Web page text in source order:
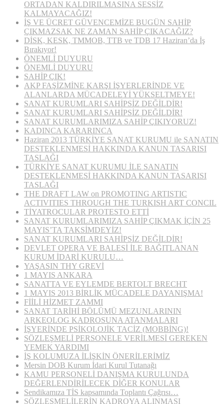
ORTADAN KALDIRILMASINA SESSİZ
KALMAYACAĞIZ!
İŞ VE ÜCRET GÜVENCEMİZE BUGÜN SAHİP
ÇIKMAZSAK NE ZAMAN SAHİP ÇIKACAĞIZ?
DİSK, KESK, TMMOB, TTB ve TDB 17 Haziran’da İş
Bırakıyor!
ÖNEMLİ DUYURU
ÖNEMLİ DUYURU
SAHİP ÇIK!
AKP FAŞİZMİNE KARŞI İŞYERLERİNDE VE
ALANLARDA MÜCADELEYİ YÜKSELTMEYE!
SANAT KURUMLARI SAHİPSİZ DEĞİLDİR!
SANAT KURUMLARI SAHİPSİZ DEĞİLDİR!
SANAT KURUMLARIMIZA SAHİP ÇIKIYORUZ!
KADINCA KARARINCA
Haziran 2013 TÜRKİYE SANAT KURUMU ile SANATIN
DESTEKLENMESİ HAKKINDA KANUN TASARISI
TASLAĞI
TÜRKİYE SANAT KURUMU İLE SANATIN
DESTEKLENMESİ HAKKINDA KANUN TASARISI
TASLAĞI
THE DRAFT LAW on PROMOTING ARTISTIC
ACTIVITIES THROUGH THE TURKISH ART CONCIL
TİYATROCULAR PROTESTO ETTİ
SANAT KURUMLARIMIZA SAHİP ÇIKMAK İÇİN 25
MAYIS’TA TAKSİMDEYİZ!
SANAT KURUMLARI SAHİPSİZ DEĞİLDİR!
DEVLET OPERA VE BALESİ İLE BAĞITLANAN
KURUM İDARİ KURULU…
YAŞASIN THY GREVİ
1 MAYIS ANKARA
SANATTA VE EYLEMDE BERTOLT BRECHT
1 MAYIS 2013 BİRLİK MÜCADELE DAYANIŞMA!
FİİLİ HİZMET ZAMMI
SANAT TARİHİ BÖLÜMÜ MEZUNLARININ
ARKEOLOG KADROSUNA ATANMALARI
İŞYERİNDE PSİKOLOJİK TACİZ (MOBBİNG)!
SÖZLEŞMELİ PERSONELE VERİLMESİ GEREKEN
YEMEK YARDIMI
İŞ KOLUMUZA İLİŞKİN ÖNERİLERİMİZ
Mersin DOB Kurum İdari Kurul Tutanağı
KAMU PERSONELİ DANIŞMA KURULUNDA
DEĞERLENDİRİLECEK DİĞER KONULAR
Sendikamıza TİS kapsamında Toplantı Çağrısı…
SÖZLEŞMELİLERİN KADROYA ALINMASI